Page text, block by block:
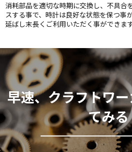
消耗部品を適切な時期に交換し、不具合
スする事で、時計は良好な状態を保つ事
延ばし末長くご利用いただく事ができます
早速、クラフトワ
てみる